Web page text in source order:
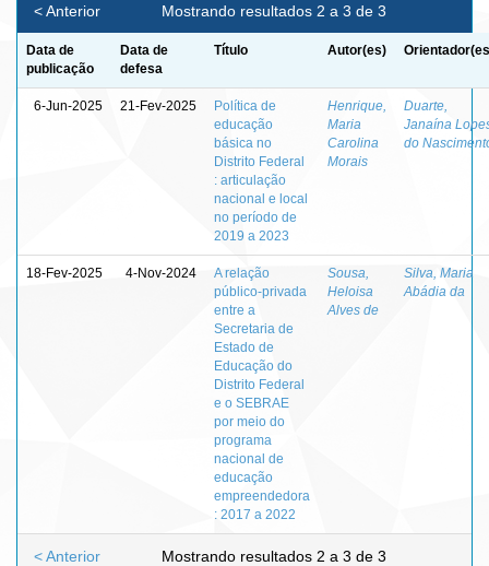
Mostrando resultados 2 a 3 de 3
< Anterior
Data de
publicação
Data de
defesa
Título Autor(es)
6-Jun-2025 21-Fev-2025
Política de
educação
básica no
Distrito Federal
: articulação
nacional e local
no período de
2019 a 2023
Henrique,
Maria
Carolina
Morais
Duarte,
Janaína
do
18-Fev-2025 4-Nov-2024
A relação
público-privada
entre a
Secretaria de
Estado de
Educação do
Distrito Federal
e o SEBRAE
por meio do
programa
nacional de
educação
empreendedora
: 2017 a 2022
Sousa,
Heloisa
Alves de
Silva, Maria
Abádia da
Mostrando resultados 2 a 3 de 3
< Anterior